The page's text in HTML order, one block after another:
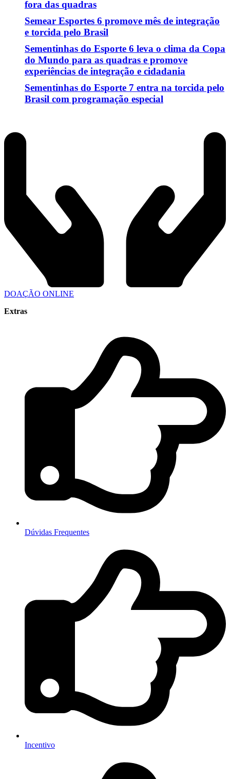
fora das quadras
Semear Esportes 6 promove mês de integração
e torcida pelo Brasil
Sementinhas do Esporte 6 leva o clima da Copa
do Mundo para as quadras e promove
experiências de integração e cidadania
Sementinhas do Esporte 7 entra na torcida pelo
Brasil com programação especial
DOAÇÃO ONLINE
Extras
Dúvidas Frequentes
Incentivo